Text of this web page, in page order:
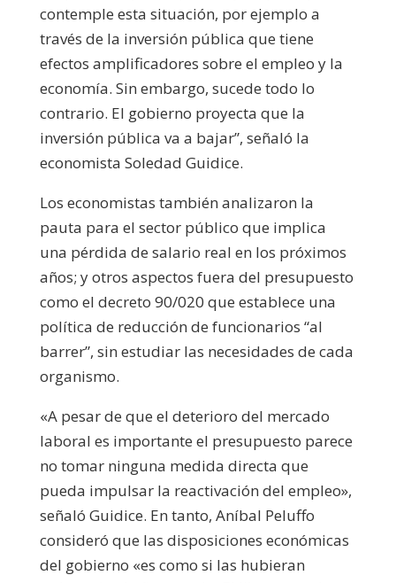
contemple esta situación, por ejemplo a
través de la inversión pública que tiene
efectos amplificadores sobre el empleo y la
economía. Sin embargo, sucede todo lo
contrario. El gobierno proyecta que la
inversión pública va a bajar”, señaló la
economista Soledad Guidice.
Los economistas también analizaron la
pauta para el sector público que implica
una pérdida de salario real en los próximos
años; y otros aspectos fuera del presupuesto
como el decreto 90/020 que establece una
política de reducción de funcionarios “al
barrer”, sin estudiar las necesidades de cada
organismo.
«A pesar de que el deterioro del mercado
laboral es importante el presupuesto parece
no tomar ninguna medida directa que
pueda impulsar la reactivación del empleo»,
señaló Guidice. En tanto, Aníbal Peluffo
consideró que las disposiciones económicas
del gobierno «es como si las hubieran